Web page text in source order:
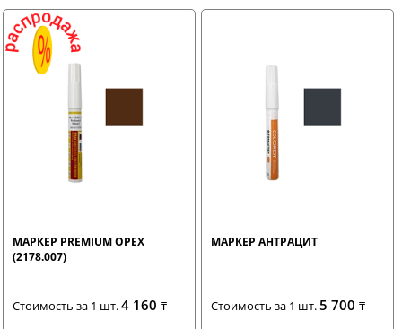
МАРКЕР PREMIUM ОРЕХ
(2178.007)
Стоимость за 1 шт.4 160 ₸
МАРКЕР АНТРАЦИТ
Стоимость за 1 шт.5 700₸